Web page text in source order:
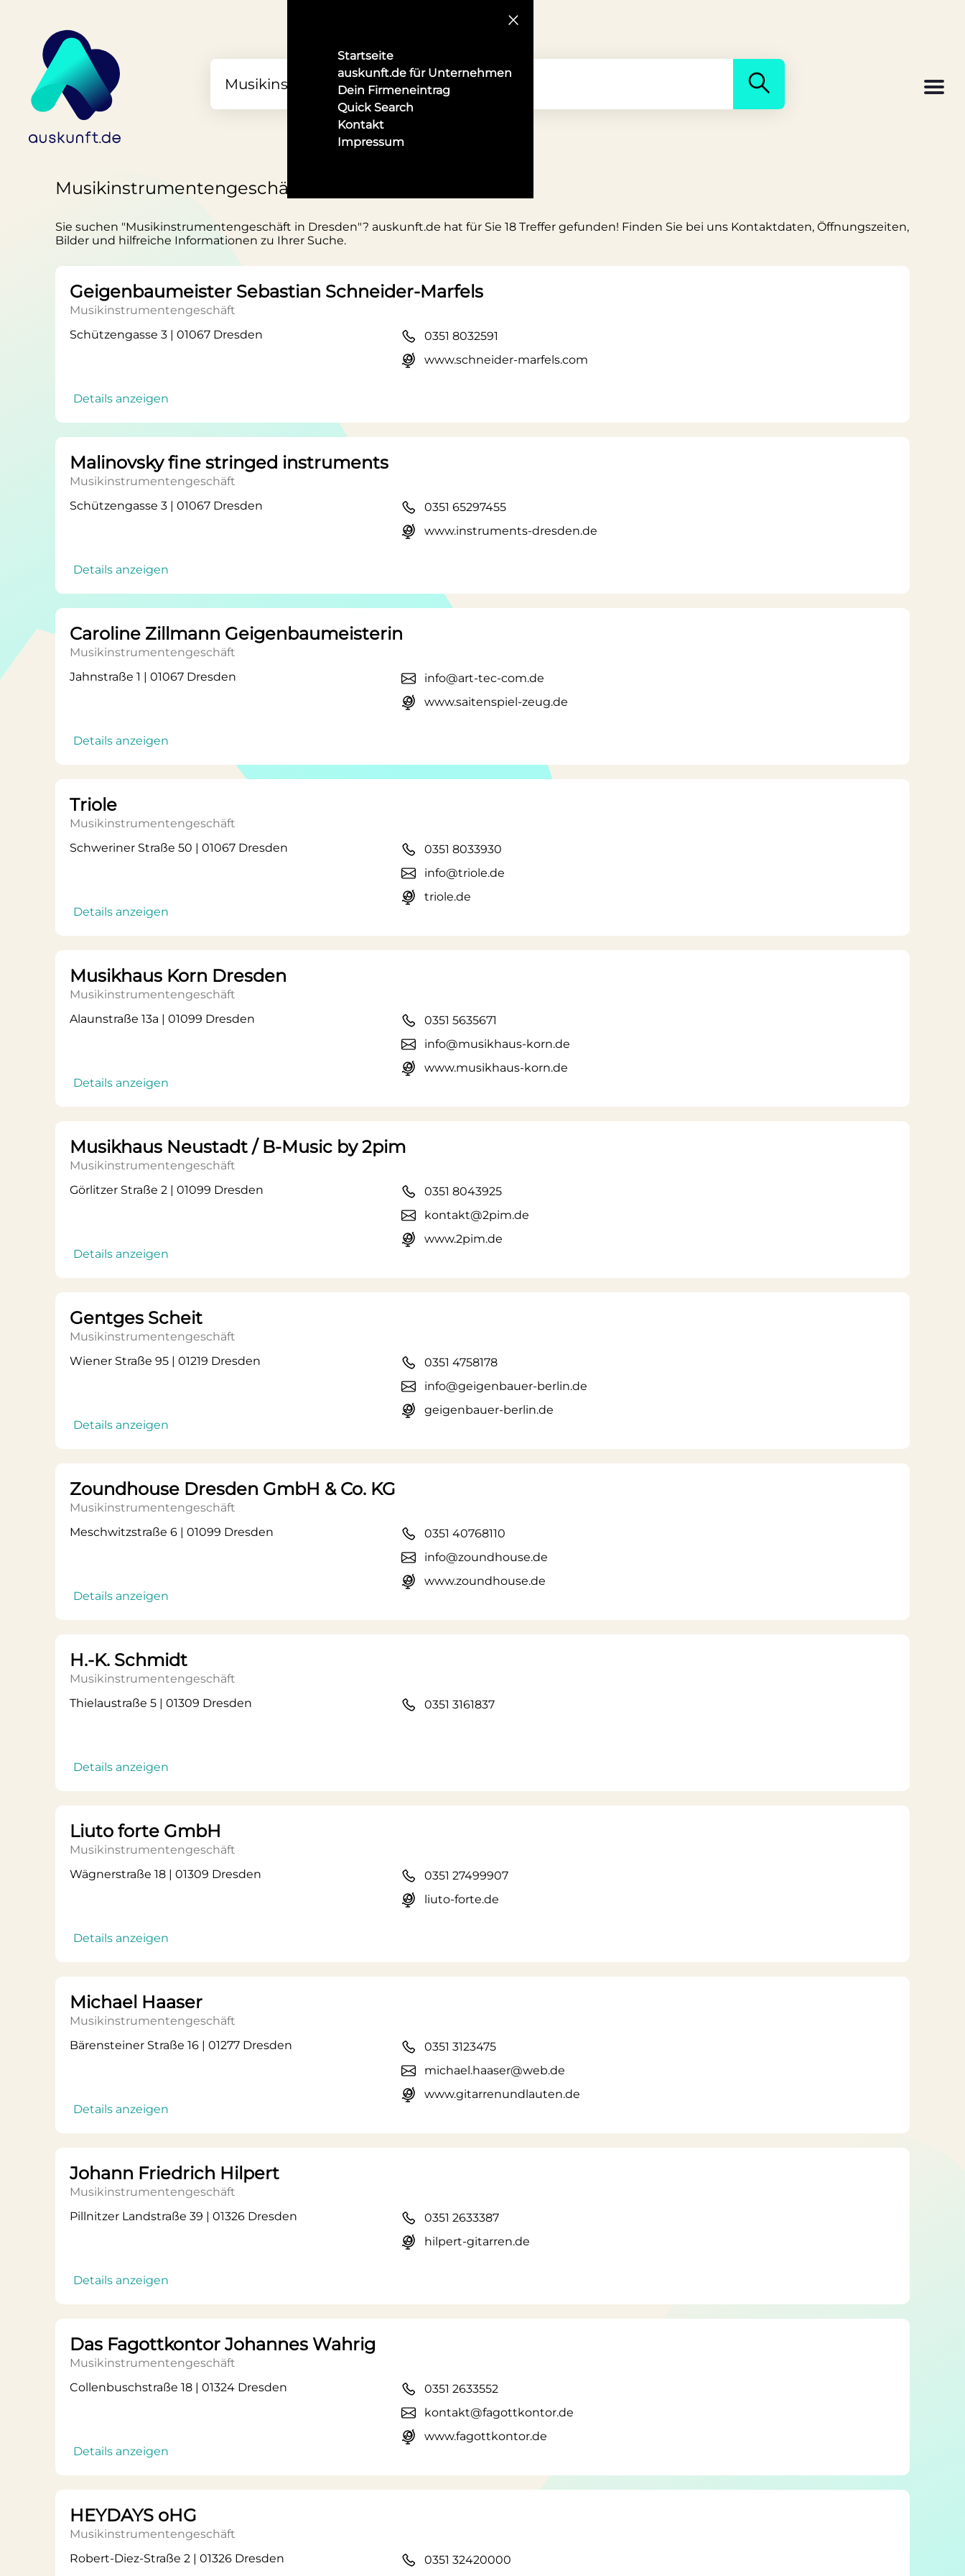
Startseite
auskunft.de für Unternehmen
Dein Firmeneintrag
Quick Search
Kontakt
Impressum
Musikinstrumentengeschäft in Dresden
Sie suchen "Musikinstrumentengeschäft in Dresden"? auskunft.de hat für Sie 18 Treffer gefunden! Finden Sie bei uns Kontaktdaten, Öffnungszeiten,
Bilder und hilfreiche Informationen zu Ihrer Suche.
Geigenbaumeister Sebastian Schneider-Marfels
Musikinstrumentengeschäft
Schützengasse 3 | 01067 Dresden
Details anzeigen
0351 8032591
www.schneider-marfels.com
Malinovsky fine stringed instruments
Musikinstrumentengeschäft
Schützengasse 3 | 01067 Dresden
Details anzeigen
0351 65297455
www.instruments-dresden.de
Caroline Zillmann Geigenbaumeisterin
Musikinstrumentengeschäft
Jahnstraße 1 | 01067 Dresden
Details anzeigen
info@art-tec-com.de
www.saitenspiel-zeug.de
Triole
Musikinstrumentengeschäft
Schweriner Straße 50 | 01067 Dresden
Details anzeigen
0351 8033930
info@triole.de
triole.de
Musikhaus Korn Dresden
Musikinstrumentengeschäft
Alaunstraße 13a | 01099 Dresden
Details anzeigen
0351 5635671
info@musikhaus-korn.de
www.musikhaus-korn.de
Musikhaus Neustadt / B-Music by 2pim
Musikinstrumentengeschäft
Görlitzer Straße 2 | 01099 Dresden
Details anzeigen
0351 8043925
kontakt@2pim.de
www.2pim.de
Gentges Scheit
Musikinstrumentengeschäft
Wiener Straße 95 | 01219 Dresden
Details anzeigen
0351 4758178
info@geigenbauer-berlin.de
geigenbauer-berlin.de
Zoundhouse Dresden GmbH & Co. KG
Musikinstrumentengeschäft
Meschwitzstraße 6 | 01099 Dresden
Details anzeigen
0351 40768110
info@zoundhouse.de
www.zoundhouse.de
H.-K. Schmidt
Musikinstrumentengeschäft
Thielaustraße 5 | 01309 Dresden
Details anzeigen
0351 3161837
Liuto forte GmbH
Musikinstrumentengeschäft
Wägnerstraße 18 | 01309 Dresden
Details anzeigen
0351 27499907
liuto-forte.de
Michael Haaser
Musikinstrumentengeschäft
Bärensteiner Straße 16 | 01277 Dresden
Details anzeigen
0351 3123475
michael.haaser@web.de
www.gitarrenundlauten.de
Johann Friedrich Hilpert
Musikinstrumentengeschäft
Pillnitzer Landstraße 39 | 01326 Dresden
Details anzeigen
0351 2633387
hilpert-gitarren.de
Das Fagottkontor Johannes Wahrig
Musikinstrumentengeschäft
Collenbuschstraße 18 | 01324 Dresden
Details anzeigen
0351 2633552
kontakt@fagottkontor.de
www.fagottkontor.de
HEYDAYS oHG
Musikinstrumentengeschäft
Robert-Diez-Straße 2 | 01326 Dresden
0351 32420000